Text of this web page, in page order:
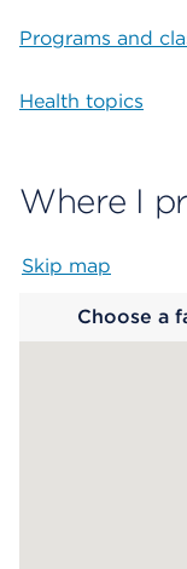
Programs and
Health topics
Where I
Skip map
Choose a